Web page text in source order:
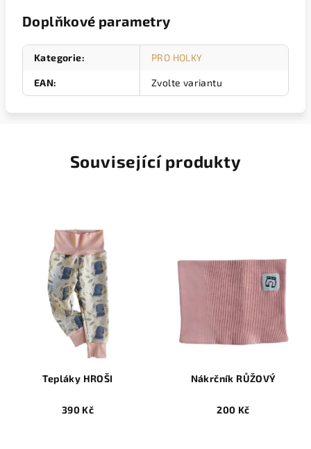
Doplňkové parametry
Kategorie: PRO HOLKY
EAN: Zvolte variantu
Související produkty
Tepláky HROŠI
390 Kč
Nákrčník RŮŽOVÝ
200 Kč